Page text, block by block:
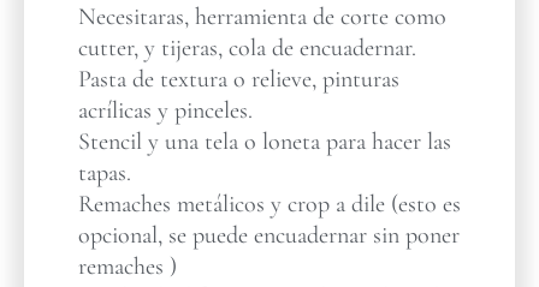
Necesitaras, herramienta de corte como
cutter, y tijeras, cola de encuadernar.
Pasta de textura o relieve, pinturas
acrílicas y pinceles.
Stencil y una tela o loneta para hacer las
tapas.
Remaches metálicos y crop a dile (esto es
opcional, se puede encuadernar sin poner
remaches )